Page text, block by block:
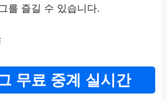
를 즐길 수 있습니다.
무료 중계 실시간